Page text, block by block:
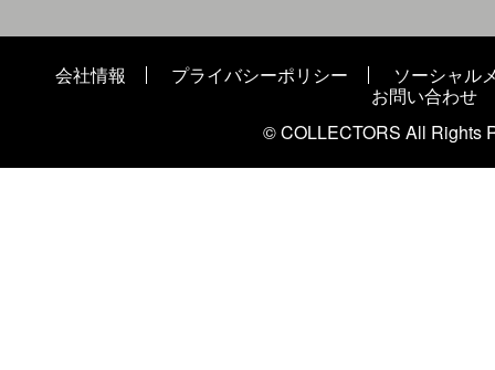
会社情報 プライバシーポリシー
ソーシャル
お問い合わせ
© COLLECTORS All Rights